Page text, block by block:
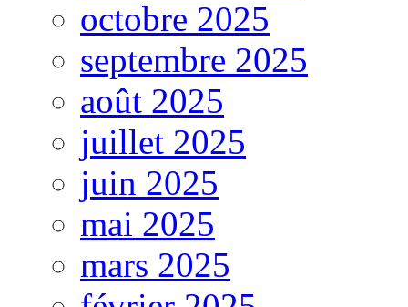
octobre 2025
septembre 2025
août 2025
juillet 2025
juin 2025
mai 2025
mars 2025